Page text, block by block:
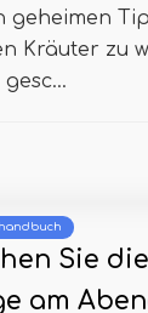
geheimen
Kräuter zu
Sie
am